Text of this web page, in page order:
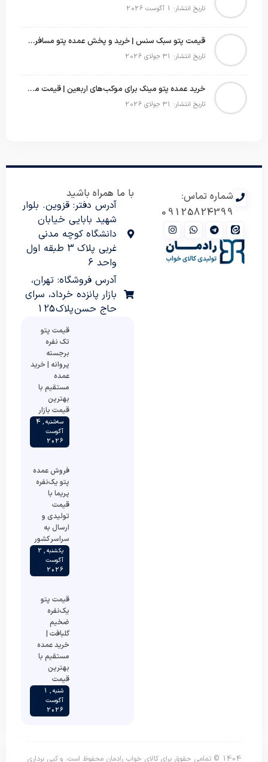
تاریخ انتشار: 1 آگوست 2026
قیمت پتو سبک سنس | خرید و پخش عمده پتو مسافرتی Sense
تاریخ انتشار: 31 جولای 2026
خرید عمده پتو مینک برای موکب‌های اربعین | قیمت مناسب و ارسال سریع
تاریخ انتشار: 31 جولای 2026
شماره تماس:
09125824399
با ما همراه باشید
آدرس دفتر: قزوین. بلوار
شهید بابایی خیابان
دانشگاه کوچه مدنی
غربی پلاک 3 طبقه اول
واحد 6
آدرس فروشگاه: تهران،
بازار پانزده خرداد، سرای
حاج حسن پلاک 125
قیمت پتو
تک نفره
برجسته
پروانه | خرید
عمده
مستقیم با
بهترین
قیمت بازار
سه‌شنبه , 4
آگوست
2026
فروش عمده
پتو یک‌نفره
پریما با
قیمت
تولیدی و
ارسال به
سراسر کشور
یکشنبه , 2
آگوست
2026
قیمت پتو
یک‌نفره
ضخیم
گلبافت |
خرید عمده
مستقیم با
بهترین
قیمت
شنبه , 1
آگوست
2026
1404 © تمامی حقوق برای کالای خواب رادمان محفوظ است. و کپی برداری